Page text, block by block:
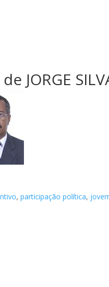
JORGE
,participação política,